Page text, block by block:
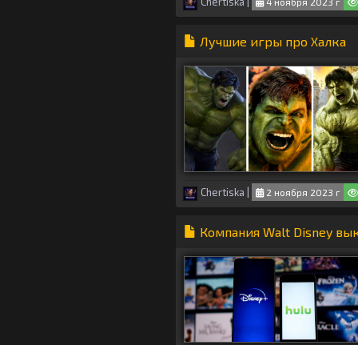
Лучшие игры про Халка
Chertiska 2 ноября 2023 г
Компания Walt Disney